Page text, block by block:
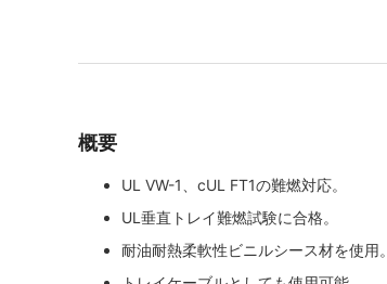
概要
UL VW-1、cUL FT1の難燃対応。
UL垂直トレイ難燃試験に合格。
耐油耐熱柔軟性ビニルシース材を使用。